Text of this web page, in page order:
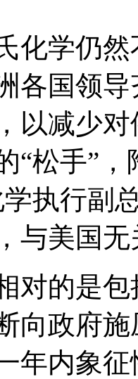
学仍然
各国领
以减少
“松手”
执行副
与美国无
的是包
向政府
年内象